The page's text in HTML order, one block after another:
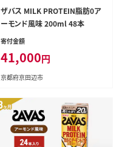
ザバス MILK PROTEIN脂肪0ア
ーモンド風味 200ml 48本
寄付金額
41,000円
京都府京田辺市